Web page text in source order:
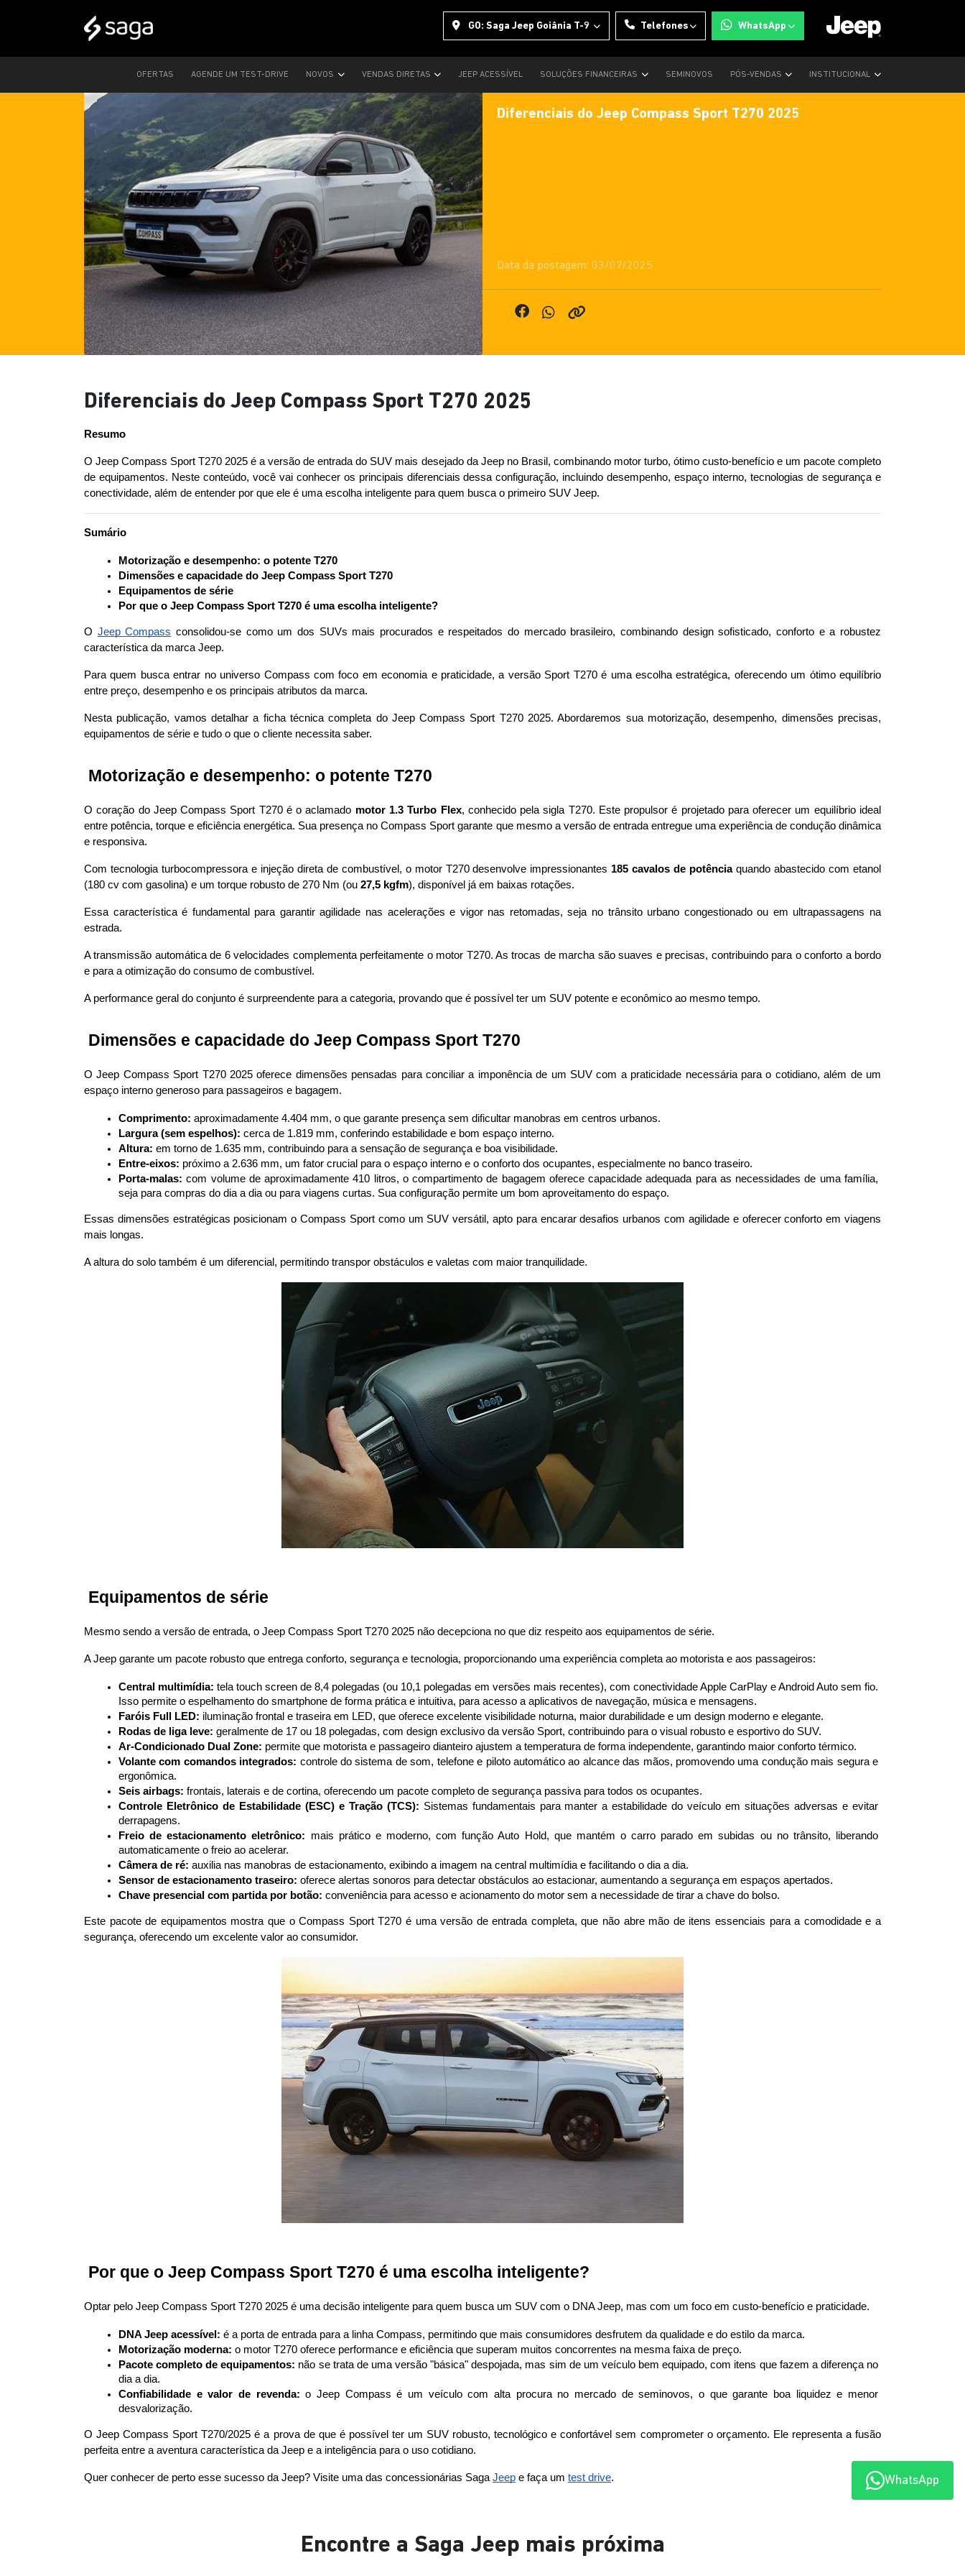
GO: Saga Jeep Goiânia T-9 Telefones WhatsApp
OFERTAS AGENDE UM TEST-DRIVE NOVOS VENDAS DIRETAS JEEP ACESSÍVEL SOLUÇÕES FINANCEIRAS SEMINOVOS PÓS-VENDAS INSTITUCIONAL
Diferenciais do Jeep Compass Sport T270 2025
Data da postagem: 03/07/2025
Diferenciais do Jeep Compass Sport T270 2025
Resumo
O Jeep Compass Sport T270 2025 é a versão de entrada do SUV mais desejado da Jeep no Brasil, combinando motor turbo, ótimo custo-benefício e um pacote completo
de equipamentos. Neste conteúdo, você vai conhecer os principais diferenciais dessa configuração, incluindo desempenho, espaço interno, tecnologias de segurança e
conectividade, além de entender por que ele é uma escolha inteligente para quem busca o primeiro SUV Jeep.
Sumário
Motorização e desempenho: o potente T270
Dimensões e capacidade do Jeep Compass Sport T270
Equipamentos de série
Por que o Jeep Compass Sport T270 é uma escolha inteligente?
O Jeep Compass consolidou-se como um dos SUVs mais procurados e respeitados do mercado brasileiro, combinando design sofisticado, conforto e a robustez
característica da marca Jeep.
Para quem busca entrar no universo Compass com foco em economia e praticidade, a versão Sport T270 é uma escolha estratégica, oferecendo um ótimo equilíbrio
entre preço, desempenho e os principais atributos da marca.
Nesta publicação, vamos detalhar a ficha técnica completa do Jeep Compass Sport T270 2025. Abordaremos sua motorização, desempenho, dimensões precisas,
equipamentos de série e tudo o que o cliente necessita saber.
Motorização e desempenho: o potente T270
O coração do Jeep Compass Sport T270 é o aclamado motor 1.3 Turbo Flex, conhecido pela sigla T270. Este propulsor é projetado para oferecer um equilíbrio ideal
entre potência, torque e eficiência energética. Sua presença no Compass Sport garante que mesmo a versão de entrada entregue uma experiência de condução dinâmica
e responsiva.
Com tecnologia turbocompressora e injeção direta de combustível, o motor T270 desenvolve impressionantes 185 cavalos de potência quando abastecido com etanol
(180 cv com gasolina) e um torque robusto de 270 Nm (ou 27,5 kgfm), disponível já em baixas rotações.
Essa característica é fundamental para garantir agilidade nas acelerações e vigor nas retomadas, seja no trânsito urbano congestionado ou em ultrapassagens na
estrada.
A transmissão automática de 6 velocidades complementa perfeitamente o motor T270. As trocas de marcha são suaves e precisas, contribuindo para o conforto a bordo
e para a otimização do consumo de combustível.
A performance geral do conjunto é surpreendente para a categoria, provando que é possível ter um SUV potente e econômico ao mesmo tempo.
Dimensões e capacidade do Jeep Compass Sport T270
O Jeep Compass Sport T270 2025 oferece dimensões pensadas para conciliar a imponência de um SUV com a praticidade necessária para o cotidiano, além de um
espaço interno generoso para passageiros e bagagem.
Comprimento: aproximadamente 4.404 mm, o que garante presença sem dificultar manobras em centros urbanos.
Largura (sem espelhos): cerca de 1.819 mm, conferindo estabilidade e bom espaço interno.
Altura: em torno de 1.635 mm, contribuindo para a sensação de segurança e boa visibilidade.
Entre-eixos: próximo a 2.636 mm, um fator crucial para o espaço interno e o conforto dos ocupantes, especialmente no banco traseiro.
Porta-malas: com volume de aproximadamente 410 litros, o compartimento de bagagem oferece capacidade adequada para as necessidades de uma família,
seja para compras do dia a dia ou para viagens curtas. Sua configuração permite um bom aproveitamento do espaço.
Essas dimensões estratégicas posicionam o Compass Sport como um SUV versátil, apto para encarar desafios urbanos com agilidade e oferecer conforto em viagens
mais longas.
A altura do solo também é um diferencial, permitindo transpor obstáculos e valetas com maior tranquilidade.
Equipamentos de série
Mesmo sendo a versão de entrada, o Jeep Compass Sport T270 2025 não decepciona no que diz respeito aos equipamentos de série.
A Jeep garante um pacote robusto que entrega conforto, segurança e tecnologia, proporcionando uma experiência completa ao motorista e aos passageiros:
Central multimídia: tela touch screen de 8,4 polegadas (ou 10,1 polegadas em versões mais recentes), com conectividade Apple CarPlay e Android Auto sem fio.
Isso permite o espelhamento do smartphone de forma prática e intuitiva, para acesso a aplicativos de navegação, música e mensagens.
Faróis Full LED: iluminação frontal e traseira em LED, que oferece excelente visibilidade noturna, maior durabilidade e um design moderno e elegante.
Rodas de liga leve: geralmente de 17 ou 18 polegadas, com design exclusivo da versão Sport, contribuindo para o visual robusto e esportivo do SUV.
Ar-Condicionado Dual Zone: permite que motorista e passageiro dianteiro ajustem a temperatura de forma independente, garantindo maior conforto térmico.
Volante com comandos integrados: controle do sistema de som, telefone e piloto automático ao alcance das mãos, promovendo uma condução mais segura e
ergonômica.
Seis airbags: frontais, laterais e de cortina, oferecendo um pacote completo de segurança passiva para todos os ocupantes.
Controle Eletrônico de Estabilidade (ESC) e Tração (TCS): Sistemas fundamentais para manter a estabilidade do veículo em situações adversas e evitar
derrapagens.
Freio de estacionamento eletrônico: mais prático e moderno, com função Auto Hold, que mantém o carro parado em subidas ou no trânsito, liberando
automaticamente o freio ao acelerar.
Câmera de ré: auxilia nas manobras de estacionamento, exibindo a imagem na central multimídia e facilitando o dia a dia.
Sensor de estacionamento traseiro: oferece alertas sonoros para detectar obstáculos ao estacionar, aumentando a segurança em espaços apertados.
Chave presencial com partida por botão: conveniência para acesso e acionamento do motor sem a necessidade de tirar a chave do bolso.
Este pacote de equipamentos mostra que o Compass Sport T270 é uma versão de entrada completa, que não abre mão de itens essenciais para a comodidade e a
segurança, oferecendo um excelente valor ao consumidor.
Por que o Jeep Compass Sport T270 é uma escolha inteligente?
Optar pelo Jeep Compass Sport T270 2025 é uma decisão inteligente para quem busca um SUV com o DNA Jeep, mas com um foco em custo-benefício e praticidade.
DNA Jeep acessível: é a porta de entrada para a linha Compass, permitindo que mais consumidores desfrutem da qualidade e do estilo da marca.
Motorização moderna: o motor T270 oferece performance e eficiência que superam muitos concorrentes na mesma faixa de preço.
Pacote completo de equipamentos: não se trata de uma versão "básica" despojada, mas sim de um veículo bem equipado, com itens que fazem a diferença no
dia a dia.
Confiabilidade e valor de revenda: o Jeep Compass é um veículo com alta procura no mercado de seminovos, o que garante boa liquidez e menor
desvalorização.
O Jeep Compass Sport T270/2025 é a prova de que é possível ter um SUV robusto, tecnológico e confortável sem comprometer o orçamento. Ele representa a fusão
perfeita entre a aventura característica da Jeep e a inteligência para o uso cotidiano.
Quer conhecer de perto esse sucesso da Jeep? Visite uma das concessionárias Saga Jeep e faça um test drive.
Encontre a Saga Jeep mais próxima
WhatsApp